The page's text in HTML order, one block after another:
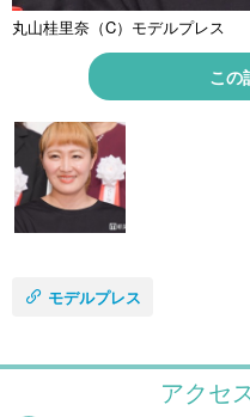
丸山桂里奈（C）モデルプレス
この
モデルプレス
アクセ